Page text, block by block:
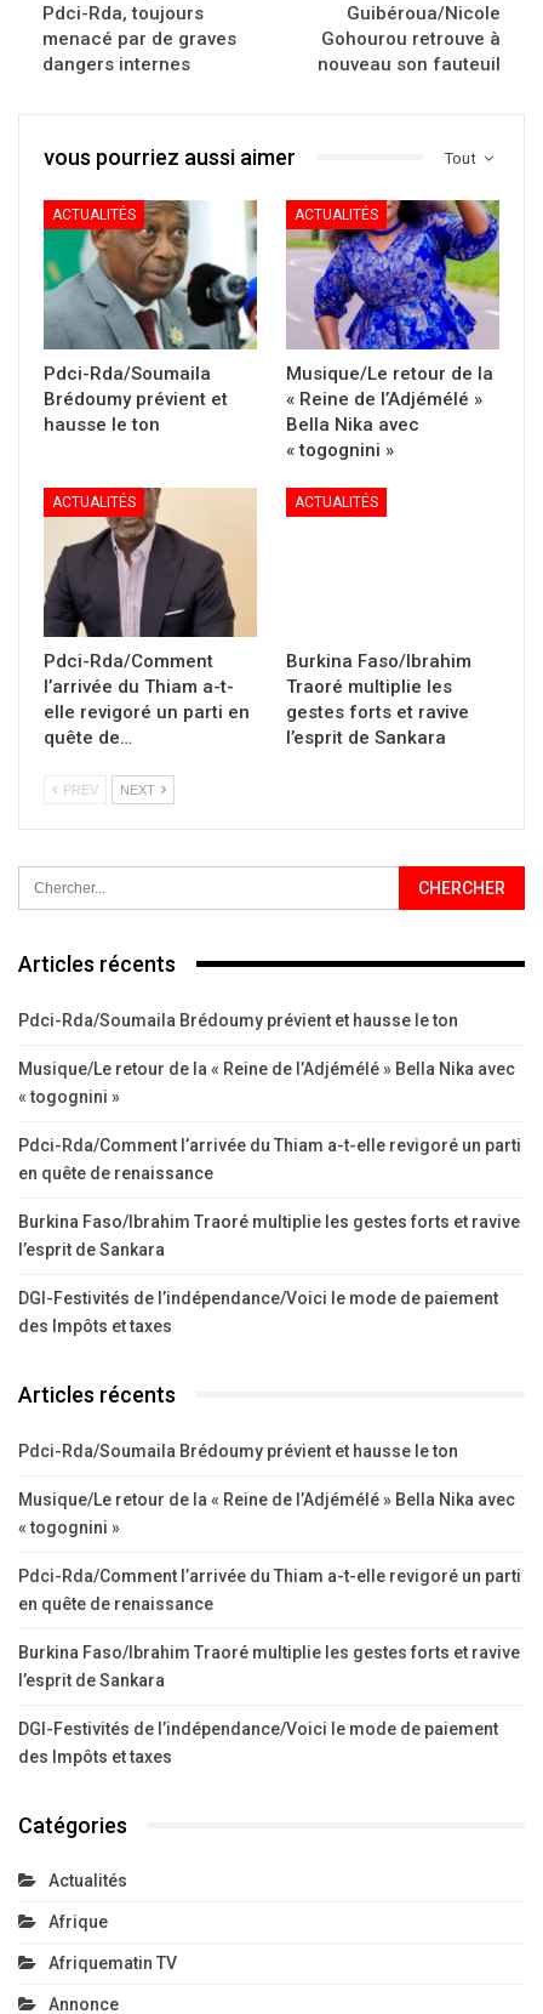
Pdci-Rda, toujours
menacé par de graves
dangers internes
Guibéroua/Nicole
Gohourou retrouve à
nouveau son fauteuil
Tout
vous pourriez aussi aimer
ACTUALITÉS
Pdci-Rda/Soumaila
Brédoumy prévient et
hausse le ton
ACTUALITÉS
Musique/Le retour de la
« Reine de l’Adjémélé »
Bella Nika avec
« togognini »
ACTUALITÉS
Pdci-Rda/Comment
l’arrivée du Thiam a-t-
elle revigoré un parti en
quête de…
ACTUALITÉS
Burkina Faso/Ibrahim
Traoré multiplie les
gestes forts et ravive
l’esprit de Sankara
PREV NEXT
Articles récents
Pdci-Rda/Soumaila Brédoumy prévient et hausse le ton
Musique/Le retour de la « Reine de l’Adjémélé » Bella Nika avec
« togognini »
Pdci-Rda/Comment l’arrivée du Thiam a-t-elle revigoré un parti
en quête de renaissance
Burkina Faso/Ibrahim Traoré multiplie les gestes forts et ravive
l’esprit de Sankara
DGI-Festivités de l’indépendance/Voici le mode de paiement
des Impôts et taxes
Articles récents
Pdci-Rda/Soumaila Brédoumy prévient et hausse le ton
Musique/Le retour de la « Reine de l’Adjémélé » Bella Nika avec
« togognini »
Pdci-Rda/Comment l’arrivée du Thiam a-t-elle revigoré un parti
en quête de renaissance
Burkina Faso/Ibrahim Traoré multiplie les gestes forts et ravive
l’esprit de Sankara
DGI-Festivités de l’indépendance/Voici le mode de paiement
des Impôts et taxes
Catégories
Actualités
Afrique
Afriquematin TV
Annonce